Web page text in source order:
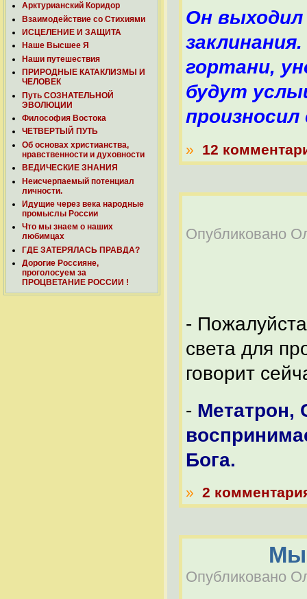
Арктурианский Коридор
Взаимодействие со Стихиями
ИСЦЕЛЕНИЕ И ЗАЩИТА
Наше Высшее Я
Наши путешествия
ПРИРОДНЫЕ КАТАКЛИЗМЫ И
ЧЕЛОВЕК
Путь СОЗНАТЕЛЬНОЙ
ЭВОЛЮЦИИ
Философия Востока
ЧЕТВЕРТЫЙ ПУТЬ
Об основах христианства,
нравственности и духовности
ВЕДИЧЕСКИЕ ЗНАНИЯ
Неисчерпаемый потенциал
личности.
Идущие через века народные
промыслы России
Что мы знаем о наших
любимцах
ГДЕ ЗАТЕРЯЛАСЬ ПРАВДА?
Дорогие Россияне,
проголосуем за
ПРОЦВЕТАНИЕ РОССИИ !
Он выходил
гортани,
будут
» 12
Опубликовано
-
света для
говорит
- Метатрон,
Бога.
» 2
Мы
Опубликовано